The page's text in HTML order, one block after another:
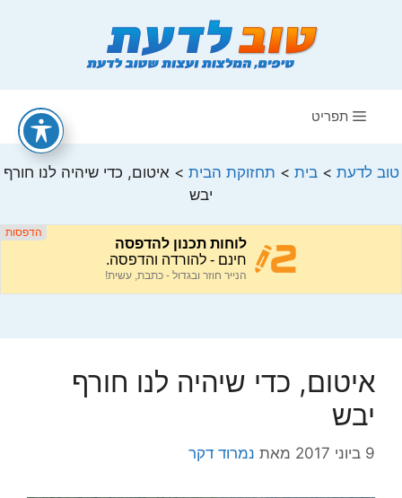
תפריט
טוב לדעת >בית > תחזוקת הבית >איטום, כדי שיהיה לנו חורף
יבש
איטום, כדי שיהיה לנו חורף
יבש
9 ביוני 2017 מאת נמרוד דקר